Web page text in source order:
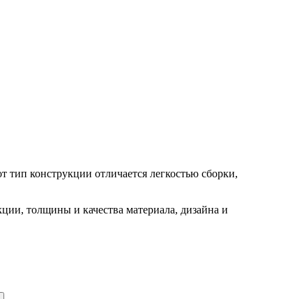
конструкции отличается легкостью сборки,
толщины и качества материала, дизайна и